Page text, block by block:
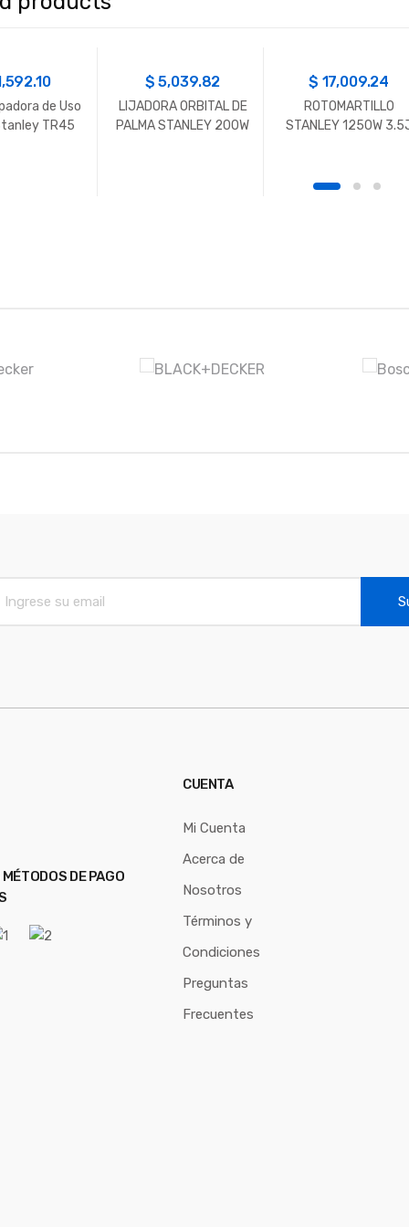
de Uso
TR45
$5,039.82
LIJADORA ORBITAL DE
PALMA STANLEY 200W
$ 17,009.24
ROTOMARTILLO
STANLEY 1250W
DE PAGO
CUENTA
Mi Cuenta
Acerca de
Nosotros
Términos y
Condiciones
Preguntas
Frecuentes